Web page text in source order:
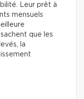
Leur prêt à
mensuels
que les
la